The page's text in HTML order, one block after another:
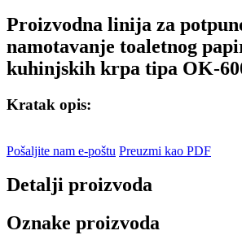
Proizvodna linija za
namotavanje toaletnog
kuhinjskih krpa tipa OK-
Kratak opis:
Pošaljite nam e-poštu Preuzmi kao PDF
Detalji proizvoda
Oznake proizvoda